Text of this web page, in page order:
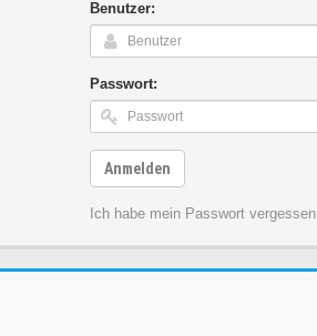
Benutzer:
Passwort:
Anmelden
Ich habe mein Passwort vergessen